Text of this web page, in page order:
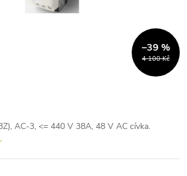
4 100 Kč
–39 %
AC-3, <= 440 V 38A, 48 V AC cívka.